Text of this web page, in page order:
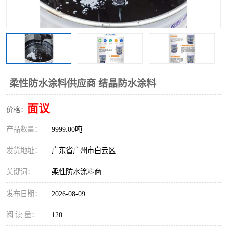
柔性防水涂料供应商 结晶防水涂料
价格： 面议
产品数量： 9999.00吨
发货地址： 广东省广州市白云区
关键词： 柔性防水涂料商
发布日期： 2026-08-09
阅 读 量： 120